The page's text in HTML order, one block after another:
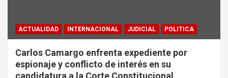
ACTUALIDAD INTERNACIONAL JUDICIAL POLITICA
Carlos Camargo enfrenta expediente por
espionaje y conflicto de interés en su
candidatura a la Corte Constitucional